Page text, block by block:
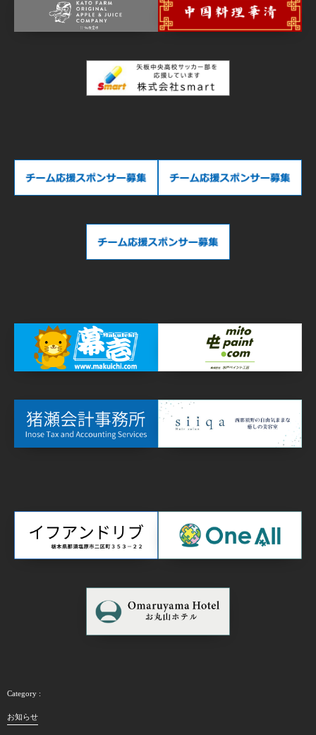
お知らせ